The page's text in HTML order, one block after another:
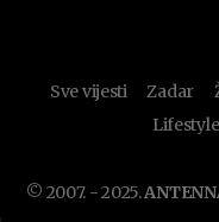
Sve vijesti Zadar
Lifestyle
© 2007. - 2025.